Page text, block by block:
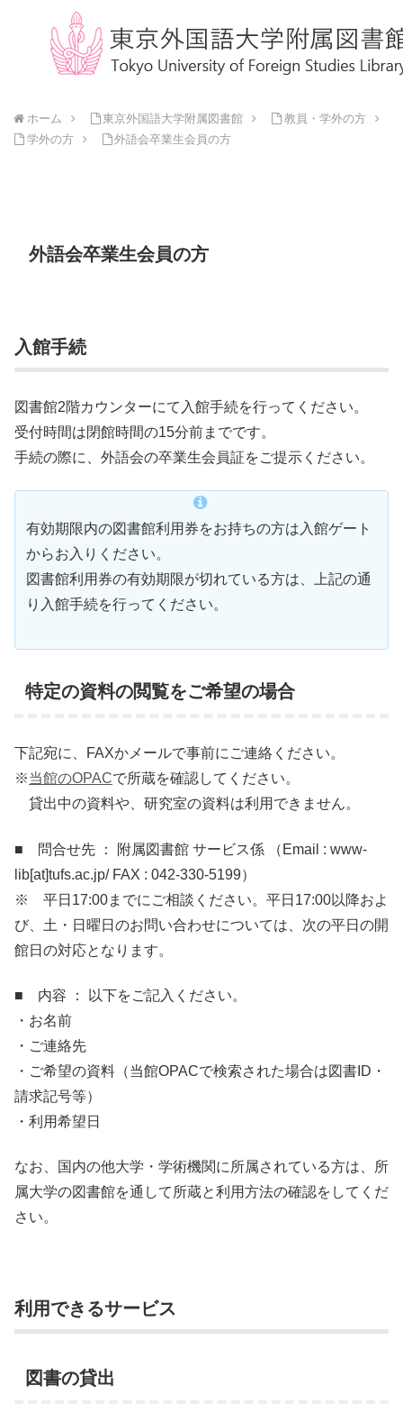
ホーム 東京外国語大学附属図書館
教員・学外の方
学外の方
外語会卒業生会員の方
外語会卒業生会員の方
入館手続
図書館2階カウンターにて入館手続を行ってください。
受付時間は閉館時間の15分前までです。
手続の際に、外語会の卒業生会員証をご提示ください。
有効期限内の図書館利用券をお持ちの方は入館ゲート
からお入りください。
図書館利用券の有効期限が切れている方は、上記の通
り入館手続を行ってください。
特定の資料の閲覧をご希望の場合
下記宛に、FAXかメールで事前にご連絡ください。
※当館のOPACで所蔵を確認してください。
貸出中の資料や、研究室の資料は利用できません。
■ 問合せ先 ： 附属図書館 サービス係 （Email : www-
lib[at]tufs.ac.jp/ FAX : 042-330-5199）
※ 平日17:00までにご相談ください。平日17:00以降およ
び、土・日曜日のお問い合わせについては、次の平日の開
館日の対応となります。
■ 内容 ： 以下をご記入ください。
・お名前
・ご連絡先
・ご希望の資料（当館OPACで検索された場合は図書ID・
請求記号等）
・利用希望日
なお、国内の他大学・学術機関に所属されている方は、所
属大学の図書館を通して所蔵と利用方法の確認をしてくだ
さい。
利用できるサービス
図書の貸出